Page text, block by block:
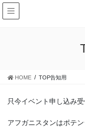
HOME TOP告知用
只今イベント申し込み受
アフガニスタンはポテ